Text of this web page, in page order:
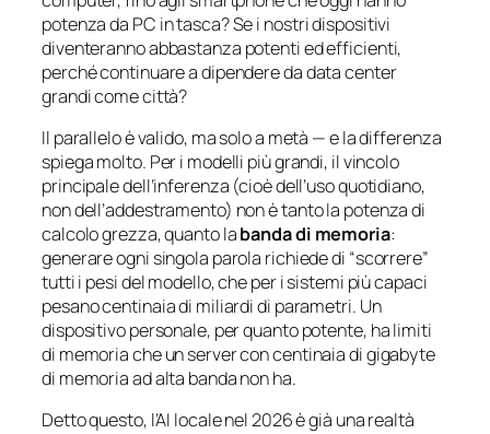
potenza da PC in tasca? Se i nostri dispositivi
diventeranno abbastanza potenti ed efficienti,
perché continuare a dipendere da data center
grandi come città?
Il parallelo è valido, ma solo a metà — e la differenza
spiega molto. Per i modelli più grandi, il vincolo
principale dell’inferenza (cioè dell’uso quotidiano,
non dell’addestramento) non è tanto la potenza di
calcolo grezza, quanto labanda di memoria:
generare ogni singola parola richiede di “scorrere”
tutti i pesi del modello, che per i sistemi più capaci
pesano centinaia di miliardi di parametri. Un
dispositivo personale, per quanto potente, ha limiti
di memoria che un server con centinaia di gigabyte
di memoria ad alta banda non ha.
Detto questo, l’AI locale nel 2026 è già una realtà